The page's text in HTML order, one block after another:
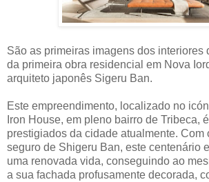
São as primeiras imagens dos interiores
da primeira obra residencial em Nova
arquiteto japonês Sigeru Ban.
Este empreendimento, localizado no
Iron House, em pleno bairro de Tribeca,
prestigiados da cidade atualmente. Com
seguro de Shigeru Ban, este centenário
uma renovada vida, conseguindo ao
a sua fachada profusamente decorada,